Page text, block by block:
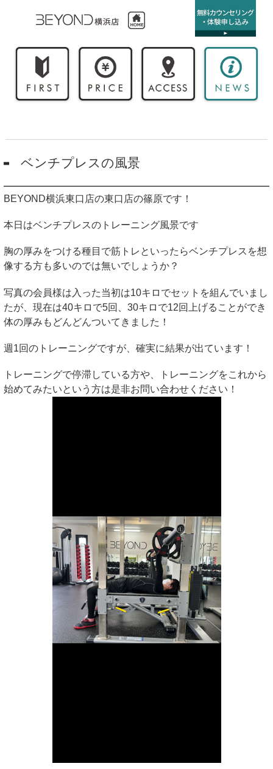
ベンチプレスの風景
BEYOND横浜東口店の東口店の篠原です！
本日はベンチプレスのトレーニング風景です
胸の厚みをつける種目で筋トレといったらベンチプレスを想
像する方も多いのでは無いでしょうか？
写真の会員様は入った当初は10キロでセットを組んでいまし
たが、現在は40キロで5回、30キロで12回上げることができ
体の厚みもどんどんついてきました！
週1回のトレーニングですが、確実に結果が出ています！
トレーニングで停滞している方や、トレーニングをこれから
始めてみたいという方は是非お問い合わせください！️